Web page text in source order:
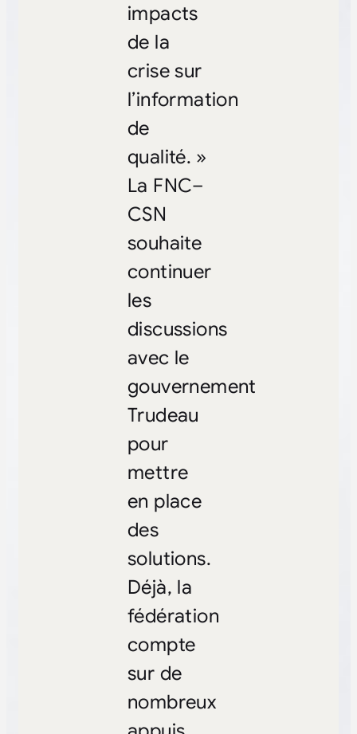
impacts
de la
crise sur
l’information
de
qualité. »
La FNC–
CSN
souhaite
continuer
les
discussions
avec le
gouvernement
Trudeau
pour
mettre
en place
des
solutions.
Déjà, la
fédération
compte
sur de
nombreux